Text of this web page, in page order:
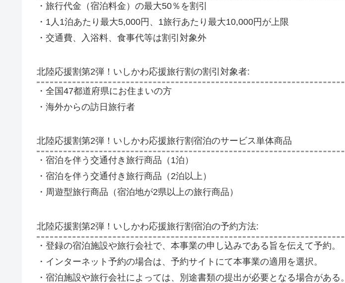
・旅行代金（宿泊料金）の最大50％を割引
・1人1泊あたり最大5,000円、1旅行あたり最大10,000円が上限
・交通費、入浴料、食事代等は割引対象外
北陸応援割第2弾！いしかわ応援旅行割の割引対象者:
・全国47都道府県にお住まいの方
・海外からの訪日旅行者
北陸応援割第2弾！いしかわ応援旅行割宿泊のサービス単体商品
・宿泊を伴う交通付き旅行商品（1泊）
・宿泊を伴う交通付き旅行商品（2泊以上）
・周遊型旅行商品（宿泊地が2県以上の旅行商品）
北陸応援割第2弾！いしかわ応援旅行割宿泊の予約方法:
・登録の宿泊施設や旅行会社で、本事業の申し込みである旨を伝えて予約。
・インターネット予約の場合は、予約サイトにて本事業の適用を選択。
・宿泊施設や旅行会社によっては、別途書類の提出が必要となる場合がある。